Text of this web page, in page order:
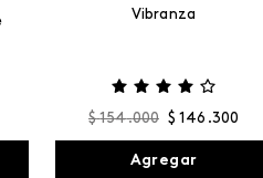
Vibranza
$ 154.000 $ 146 .300
Agregar